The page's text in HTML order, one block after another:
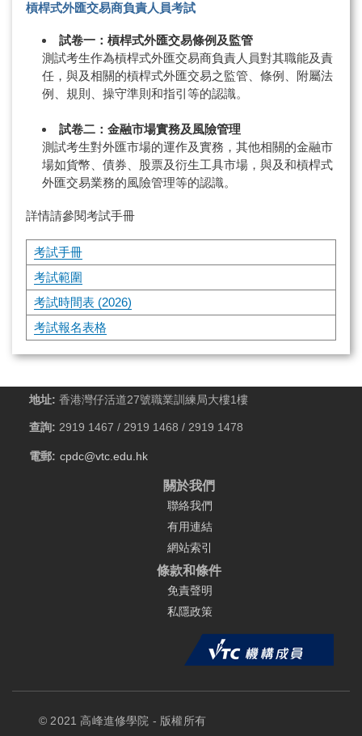
槓桿式外匯交易商負責人員考試
試卷一：槓桿式外匯交易條例及監管
測試考生作為槓桿式外匯交易商負責人員對其職能及責
任，與及相關的槓桿式外匯交易之監管、條例、附屬法
例、規則、操守準則和指引等的認識。
試卷二：金融市場實務及風險管理
測試考生對外匯市場的運作及實務，其他相關的金融市
場如貨幣、債券、股票及衍生工具市場，與及和槓桿式
外匯交易業務的風險管理等的認識。
詳情請參閱考試手冊
考試手冊
考試範圍
考試時間表 (2026)
考試報名表格
地址: 香港灣仔活道27號職業訓練局大樓1樓
查詢: 2919 1467 / 2919 1468 / 2919 1478
電郵: cpdc@vtc.edu.hk
關於我們
聯絡我們
有用連結
網站索引
條款和條件
免責聲明
私隱政策
© 2021 高峰進修學院 - 版權所有